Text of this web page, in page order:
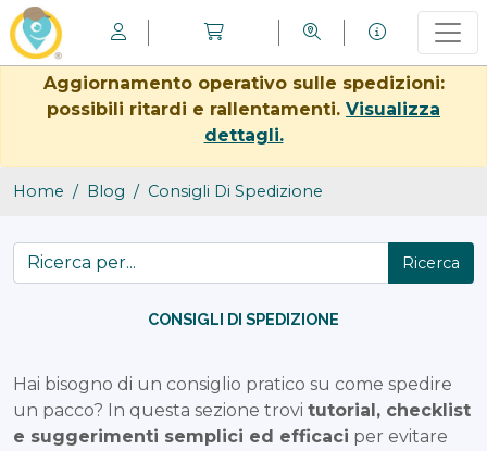
Aggiornamento operativo sulle spedizioni:
possibili ritardi e rallentamenti. Visualizza
dettagli.
Home Blog Consigli Di Spedizione
Ricerca
CONSIGLI DI SPEDIZIONE
Hai bisogno di un consiglio pratico su come spedire
un pacco? In questa sezione trovi tutorial, checklist
e suggerimenti semplici ed efficaci per evitare